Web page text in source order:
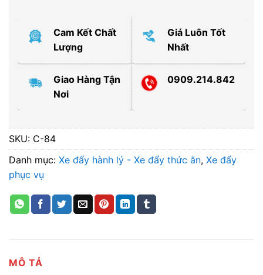
Cam Kết Chất
Lượng
Giá Luôn Tốt
Nhất
Giao Hàng Tận
Nơi
0909.214.842
SKU: C-84
Danh mục: Xe đẩy hành lý - Xe đẩy thức ăn, Xe đẩy
phục vụ
MÔ TẢ